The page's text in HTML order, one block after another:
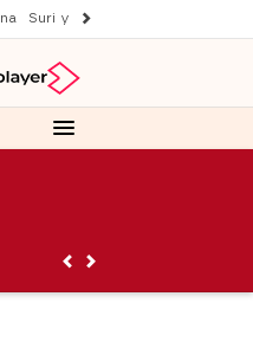
Suri y Tom Cruise